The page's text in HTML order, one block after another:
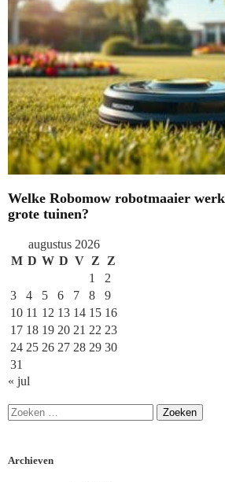
Welke Robomow robotmaaier
grote tuinen?
augustus 2026
M D W D V Z
Z
1
2
3
4 5 6 7 8
9
10 11 12 13 14 15 16
17 18 19 20 21 22 23
24 25 26 27 28 29 30
31
« jul
Archieven